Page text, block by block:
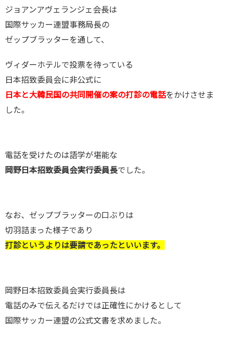
ジョアンアヴェランジェ会長は
国際サッカー連盟事務局長の
ゼップブラッターを通して、
ヴィダーホテルで投票を待っている
日本招致委員会に非公式に
日本と大韓民国の共同開催の案の打診の電話をかけさせま
した。
電話を受けたのは語学が堪能な
岡野日本招致委員会実行委員長でした。
なお、ゼップブラッターの口ぶりは
切羽詰まった様子であり
打診というよりは要請であったといいます。
岡野日本招致委員会実行委員長は
電話のみで伝えるだけでは正確性にかけるとして
国際サッカー連盟の公式文書を求めました。